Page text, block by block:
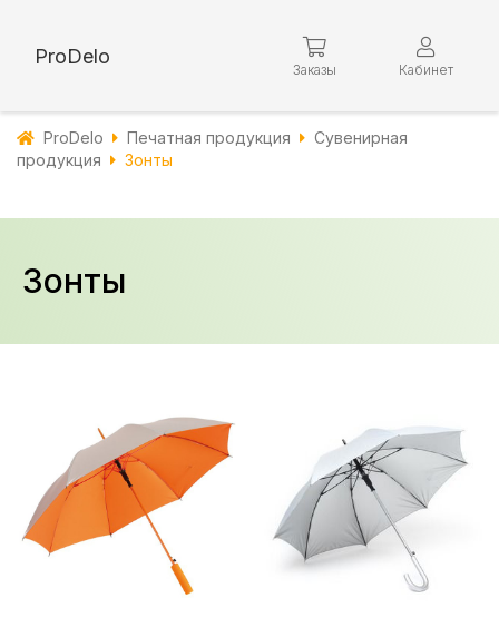
ProDelo
Заказы Кабинет
ProDelo Печатная продукция
Сувенирная
продукция
Зонты
Зонты